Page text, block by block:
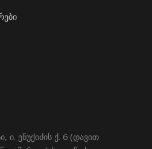
ი. ენუქიძის ქ. 6 (დავით